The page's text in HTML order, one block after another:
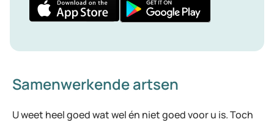
Samenwerkende artsen
U weet heel goed wat wel én niet goed voor u is. Toch